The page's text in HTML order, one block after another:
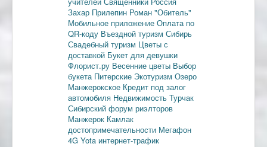
Захар Прилепин Роман "Обитель"
Мобильное приложение Оплата по
QR-коду Въездной туризм Сибирь
Свадебный туризм Цветы с
доставкой Букет для девушки
Флорист.ру Весенние цветы Выбор
букета Питерские Экотуризм Озеро
Манжерокское Кредит под залог
автомобиля Недвижимость Турчак
Сибирский форум риэлторов
Манжерок Камлак
достопримечательности Мегафон
4G Yota интернет-трафик